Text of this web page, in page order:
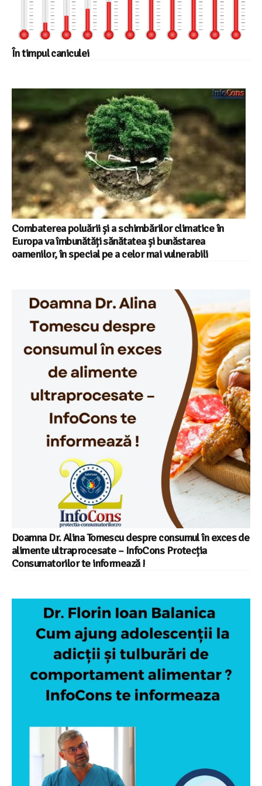
În timpul caniculei
Combaterea poluării și a schimbărilor climatice în
Europa va îmbunătăți sănătatea și bunăstarea
oamenilor, în special pe a celor mai vulnerabili
Doamna Dr. Alina Tomescu despre consumul în exces de
alimente ultraprocesate – InfoCons Protecția
Consumatorilor te informează !